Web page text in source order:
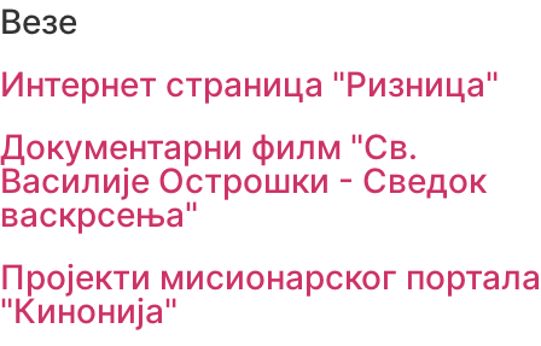
Везе
Интернет страница "Ризница"
Документарни филм "Св.
Василије Острошки - Сведок
васкрсења"
Пројекти мисионарског портала
"Кинонија"